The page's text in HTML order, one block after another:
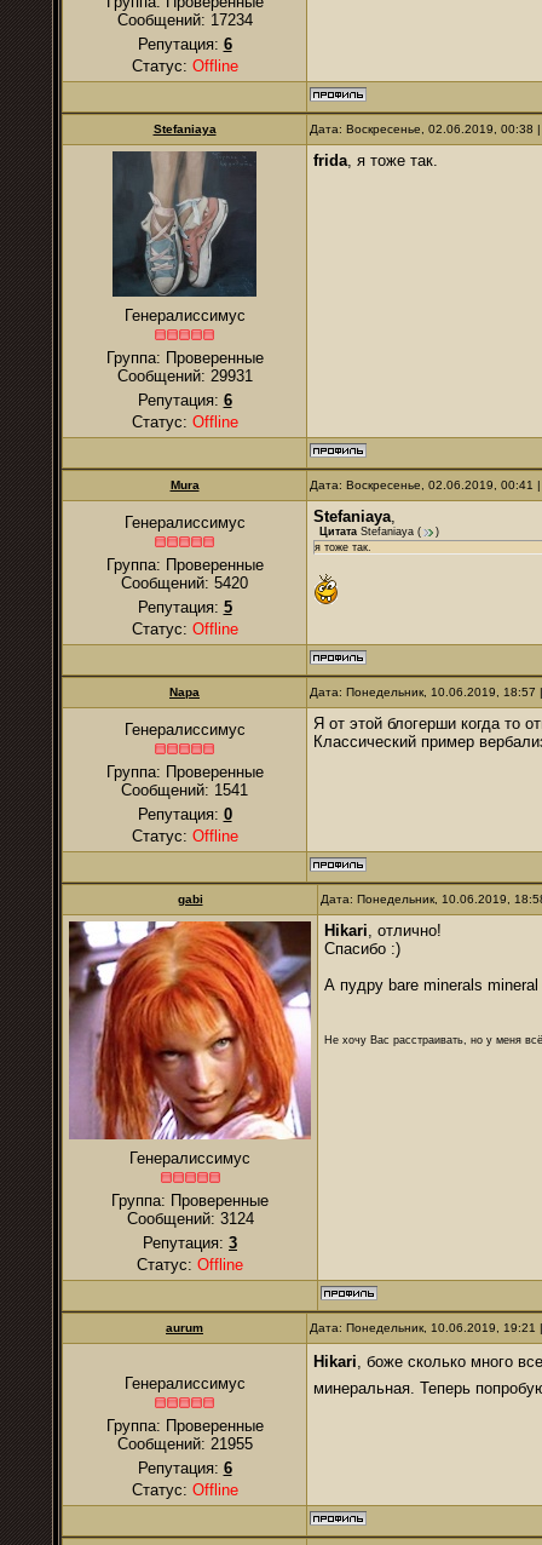
Сообщений: 17234
Репутация: 6
Статус: Offline
Stefaniaya Дата: Воскресенье, 02.06.2019,
Генералиссимус
Группа: Проверенные
Сообщений: 29931
Репутация: 6
Статус: Offline
frida, я тоже так.
Mura Дата: Воскресенье, 02.06.2019,
Генералиссимус
Группа: Проверенные
Сообщений: 5420
Репутация: 5
Статус: Offline
Stefaniaya,
Цитата Stefaniaya (
)
я тоже так.
Napa Дата: Понедельник, 10.06.2019,
Генералиссимус
Группа: Проверенные
Сообщений: 1541
Репутация: 0
Статус: Offline
Я от этой блогерши когда то
Классический пример
gabi Дата: Понедельник, 10.06.2019,
Генералиссимус
Группа: Проверенные
Сообщений: 3124
Репутация: 3
Статус: Offline
Hikari, отлично!
Спасибо :)
А пудру bare minerals
Не хочу Вас расстраивать, но у меня
аurum Дата: Понедельник, 10.06.2019,
Генералиссимус
Группа: Проверенные
Сообщений: 21955
Репутация: 6
Статус: Offline
Hikari , боже сколько много
минеральная. Теперь